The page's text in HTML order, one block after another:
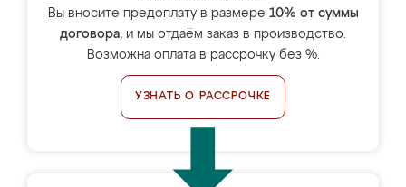
Вы вносите предоплату в размере 10% от суммы
договора, и мы отдаём заказ в производство.
Возможна оплата в рассрочку без %.
УЗНАТЬ О РАССРОЧКЕ